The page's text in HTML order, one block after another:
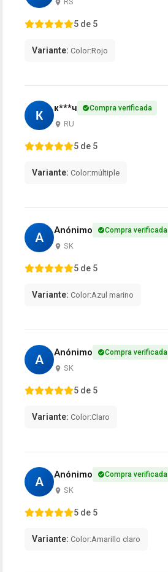
5 de 5
Variante: Color:Rojo
К к***ч Compra verificada
RU
5 de 5
Variante: Color:múltiple
A Anónimo Compra verificada
SK
5 de 5
Variante: Color:Azul marino
A Anónimo Compra verificada
SK
5 de 5
Variante: Color:Claro
A Anónimo Compra verificada
SK
5 de 5
Variante: Color:Amarillo claro